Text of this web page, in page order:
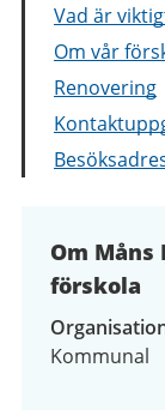
Vad är
Om vår
Renovering
Om Måns
förskola
Kommunal